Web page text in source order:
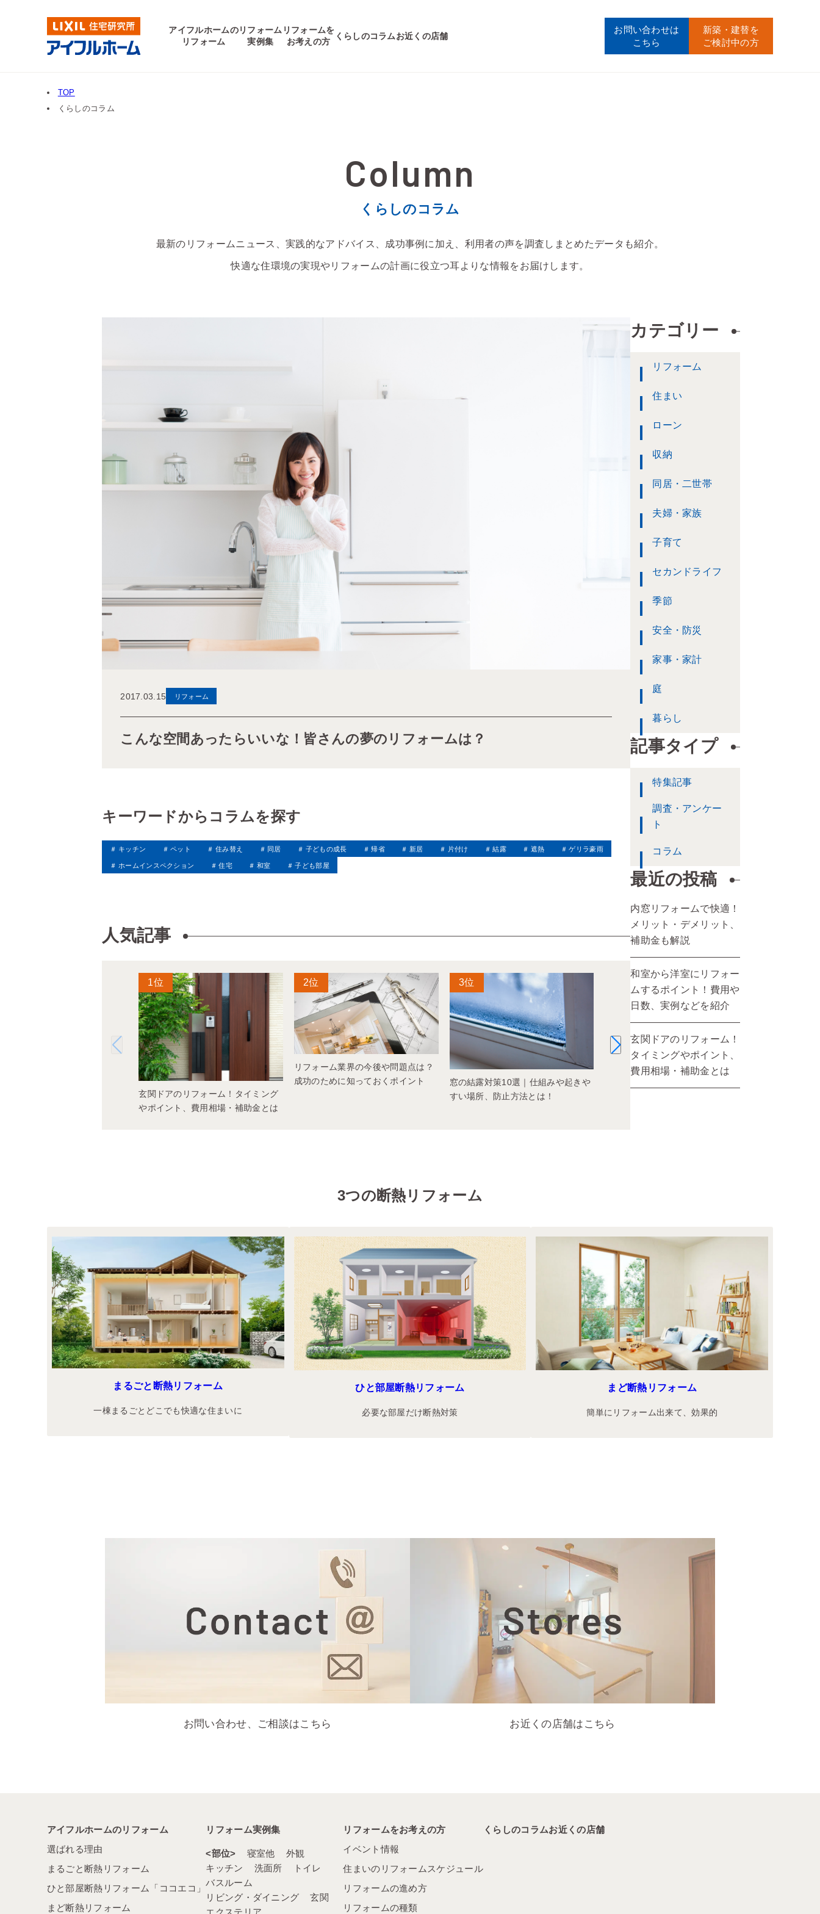
アイフルホームの
リフォーム
リフォーム
実例集
リフォームを
お考えの方
くらしのコラムお近くの店舗
お問い合わせは
こちら
新築・建替を
ご検討中の方
TOP
くらしのコラム
くらしのコラム
最新のリフォームニュース、実践的なアドバイス、成功事例に加え、利用者の声を調査しまとめたデータも紹介。
快適な住環境の実現やリフォームの計画に役立つ耳よりな情報をお届けします。
2017.03.15 リフォーム
こんな空間あったらいいな！皆さんの夢のリフォームは？
キーワードからコラムを探す
キッチン ペット 住み替え 同居 子どもの成長 帰省 新居 片付け 結露 遮熱 ゲリラ豪雨
ホームインスペクション 住宅 和室 子ども部屋
人気記事
玄関ドアのリフォーム！タイミング
やポイント、費用相場・補助金とは
リフォーム業界の今後や問題点は？
成功のために知っておくポイント
窓の結露対策10選｜仕組みや起きや
すい場所、防止方法とは！
カテゴリー
リフォーム
住まい
ローン
収納
同居・二世帯
夫婦・家族
子育て
セカンドライフ
季節
安全・防災
家事・家計
庭
暮らし
記事タイプ
特集記事
調査・アンケー
ト
コラム
最近の投稿
内窓リフォームで快適！
メリット・デメリット、
補助金も解説
和室から洋室にリフォー
ムするポイント！費用や
日数、実例などを紹介
玄関ドアのリフォーム！
タイミングやポイント、
費用相場・補助金とは
3つの断熱リフォーム
まるごと断熱リフォーム
一棟まるごとどこでも快適な住まいに
ひと部屋断熱リフォーム
必要な部屋だけ断熱対策
まど断熱リフォーム
簡単にリフォーム出来て、効果的
お問い合わせ、ご相談はこちら お近くの店舗はこちら
アイフルホームのリフォーム
選ばれる理由
まるごと断熱リフォーム
ひと部屋断熱リフォーム「ココエコ」
まど断熱リフォーム
リフォーム実例集
部位 寝室他
外観
キッチン
洗面所
トイレ
バスルーム
リビング・ダイニング
玄関
リフォームをお考えの方
イベント情報
住まいのリフォームスケジュール
リフォームの進め方
リフォームの種類
くらしのコラムお近くの店舗